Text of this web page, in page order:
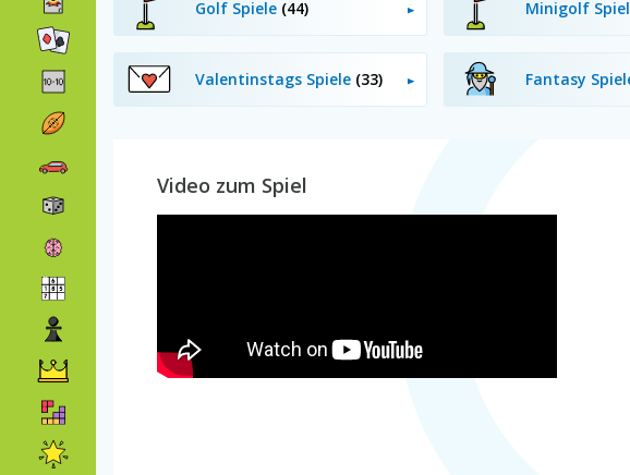
Golf Spiele (44) Minigolf
Valentinstags Spiele (33) Fantasy
Video zum Spiel